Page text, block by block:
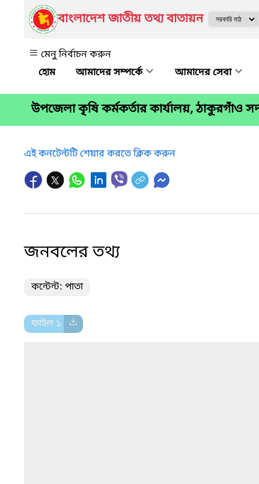
বাংলাদেশ জাতীয় তথ্য বাতায়ন
মেনু নির্বাচন করুন
আমাদের সম্পর্কে
আমাদের সেবা
উপজেলা কৃষি কর্মকর্তার কার্যালয়, ঠাকুরগাঁও
এই কনটেন্টটি শেয়ার করতে ক্লিক করুন
জনবলের তথ্য
কন্টেন্ট: পাতা
ফাইল ১